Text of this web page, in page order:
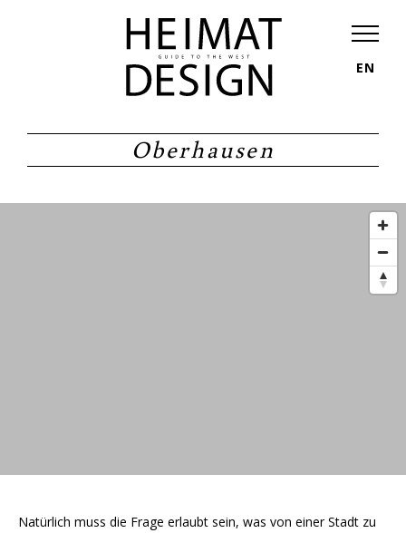
EN
Oberhausen
Natürlich muss die Frage erlaubt sein, was von einer Stadt zu